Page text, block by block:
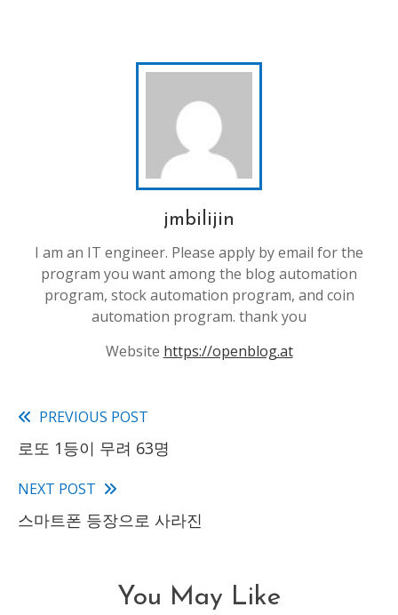
jmbilijin
I am an IT engineer. Please apply by email for the
program you want among the blog automation
program, stock automation program, and coin
automation program. thank you
Website https://openblog.at
Read
more
articles
PREVIOUS POST
로또 1등이 무려 63명
NEXT POST
스마트폰 등장으로 사라진
You May Like